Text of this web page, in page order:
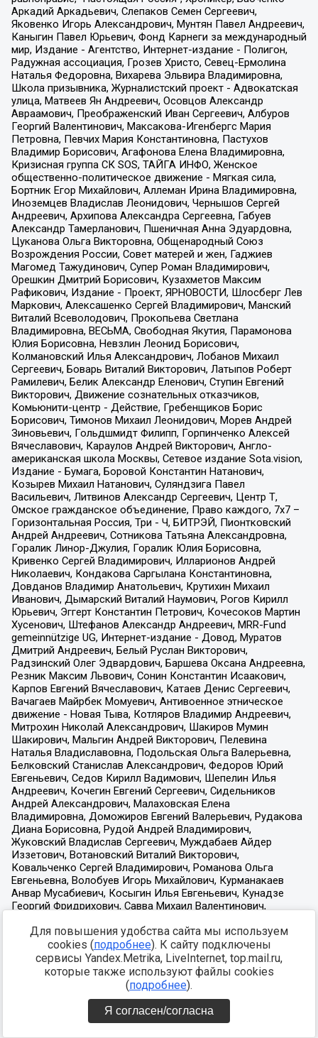
Для повышения удобства сайта мы используем
cookies (подробнее). К сайту подключены
сервисы Yandex.Metrika, LiveInternet, top.mail.ru,
которые также используют файлы cookies
(подробнее).
Я согласен/согласна